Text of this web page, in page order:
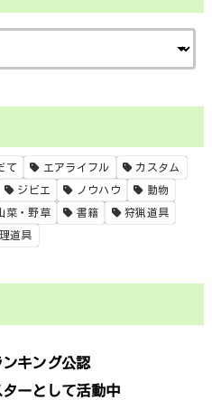
て エアライフル カスタム
ジビエ ノウハウ 動物
菜・野草 書籍 狩猟道具
道具
キング公認
ーとして活動中